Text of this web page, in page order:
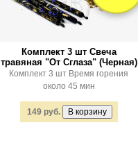
Комплект 3 шт Свеча
травяная "От Сглаза" (Черная)
Комплект 3 шт Время горения
около 45 мин
149 руб.